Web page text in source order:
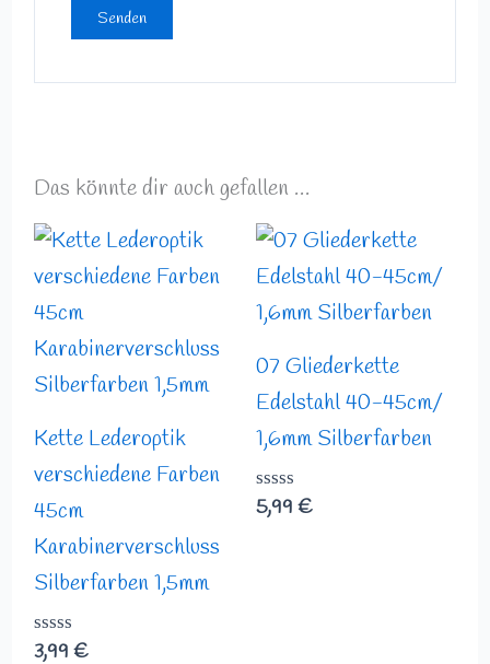
Das könnte dir auch gefallen …
Kette Lederoptik
verschiedene Farben
45cm
Karabinerverschluss
Silberfarben 1,5mm
Bewertet
3,99 €
07 Gliederkette
Edelstahl 40-45cm/
1,6mm Silberfarben
Bewertet
mit
5,99 €